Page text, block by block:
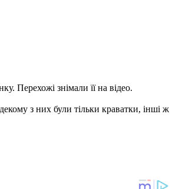
Перехожі знімали її на відео.
з них були тільки краватки, інші ж